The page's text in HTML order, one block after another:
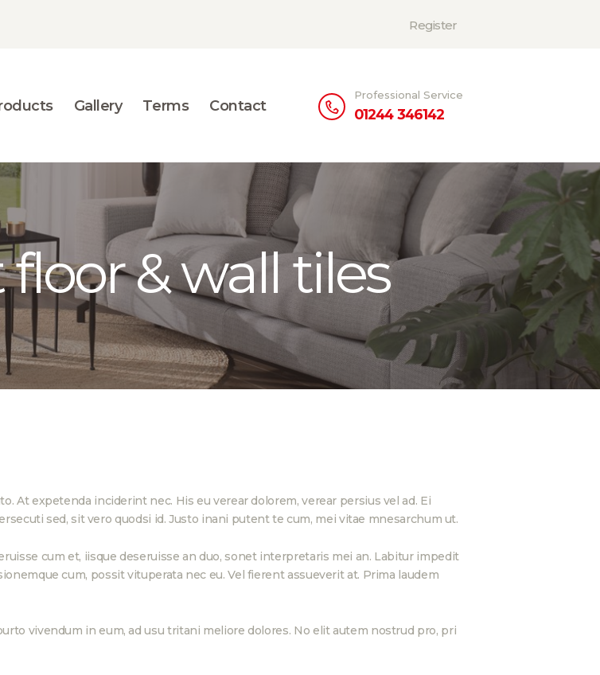
Register
Gallery Terms Contact
Professional Service
01244 346142
& wall tiles
At expetenda inciderint nec. His eu verear dolorem, verear persius vel ad. Ei
sed, sit vero quodsi id. Justo inani putent te cum, mei vitae mnesarchum ut.
cum et, iisque deseruisse an duo, sonet interpretaris mei an. Labitur impedit
cum, possit vituperata nec eu. Vel fierent assueverit at. Prima laudem
vivendum in eum, ad usu tritani meliore dolores. No elit autem nostrud pro, pri